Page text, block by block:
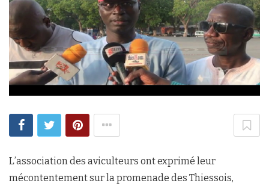
L’association des aviculteurs ont exprimé leur
mécontentement sur la promenade des Thiessois,